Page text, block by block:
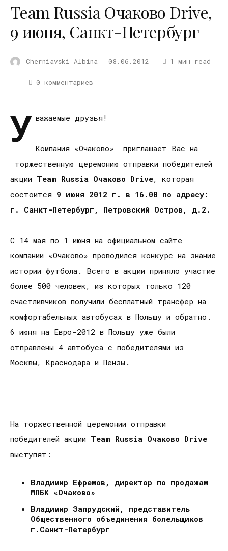
Team Russia Очаково Drive,
9 июня, Санкт-Петербург
Cherniavski Albina 08.06.2012 1 мин read
0 комментариев
У важаемые друзья!
Компания «Очаково» приглашает Вас на
торжественную церемонию отправки победителей
акции Team Russia Очаково Drive, которая
состоится 9 июня 2012 г. в 16.00 по адресу:
г. Санкт-Петербург, Петровский Остров, д.2.
С 14 мая по 1 июня на официальном сайте
компании «Очаково» проводился конкурс на знание
истории футбола. Всего в акции приняло участие
более 500 человек, из которых только 120
счастливчиков получили бесплатный трансфер на
комфортабельных автобусах в Польшу и обратно.
6 июня на Евро-2012 в Польшу уже были
отправлены 4 автобуса с победителями из
Москвы, Краснодара и Пензы.
На торжественной церемонии отправки
победителей акции Team Russia Очаково Drive
выступят:
Владимир Ефремов, директор по продажам
МПБК «Очаково»
Владимир Запрудский, представитель
Общественного объединения болельщиков
г.Санкт-Петербург